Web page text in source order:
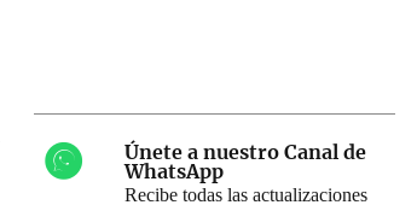
Únete a nuestro Canal de
WhatsApp
Recibe todas las actualizaciones